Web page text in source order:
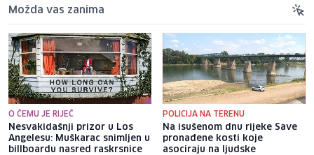
Možda vas zanima
O ČEMU JE RIJEČ
Nesvakidašnji prizor u Los
Angelesu: Muškarac snimljen u
billboardu nasred raskrsnice
POLICIJA NA TERENU
Na isušenom dnu rijeke Save
pronađene kosti koje
asociraju na ljudske